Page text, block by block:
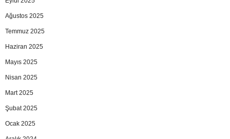
Ağustos 2025
Temmuz 2025
Haziran 2025
Mayıs 2025
Nisan 2025
Mart 2025
Şubat 2025
Ocak 2025